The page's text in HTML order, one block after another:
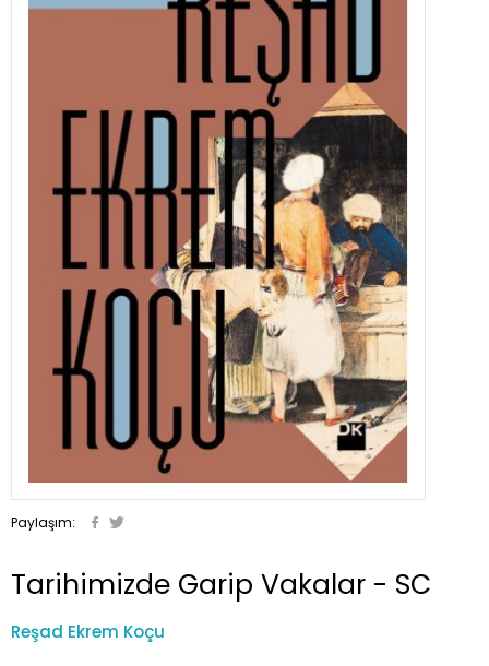
Paylaşım:
Tarihimizde Garip Vakalar - SC
Reşad Ekrem Koçu